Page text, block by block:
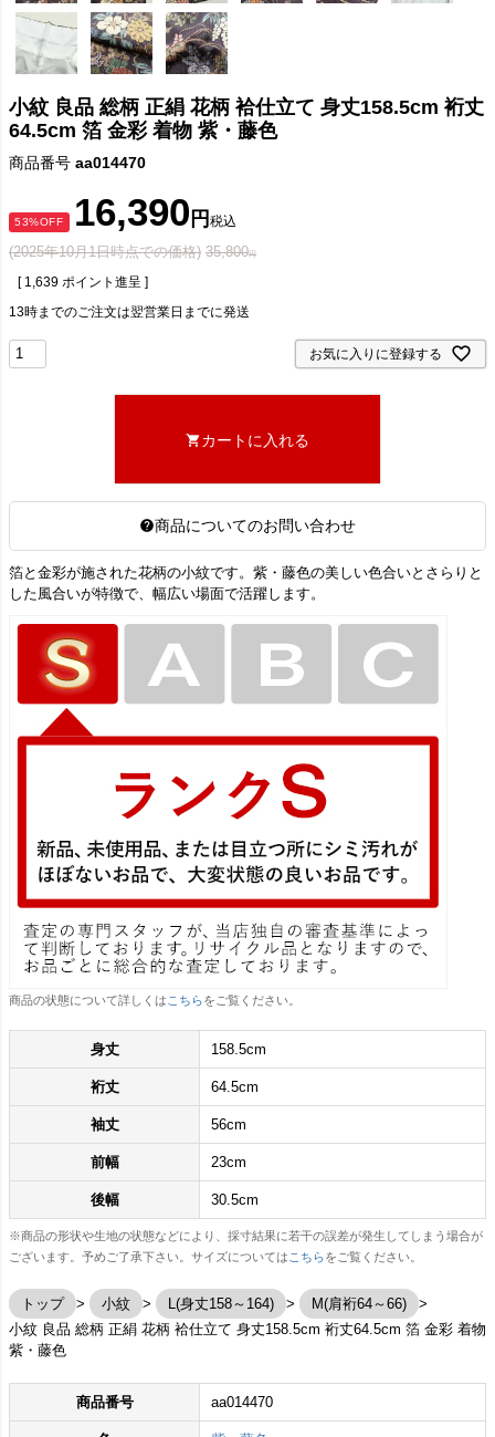
小紋 良品 総柄 正絹 花柄 袷仕立て 身丈158.5cm 裄丈
64.5cm 箔 金彩 着物 紫・藤色
商品番号 aa014470
(2025年10月1日時点での価格) 35,800
53%OFF 16,390 税込
[ 1,639 ポイント進呈 ]
13時までのご注文は翌営業日までに発送
お気に入りに登録する
カートに入れる
商品についてのお問い合わせ
箔と金彩が施された花柄の小紋です。紫・藤色の美しい色合いとさらりと
した風合いが特徴で、幅広い場面で活躍します。
商品の状態について詳しくは こちらをご覧ください。
身丈 158.5cm
裄丈 64.5cm
袖丈 56cm
前幅 23cm
後幅 30.5cm
※商品の形状や生地の状態などにより、採寸結果に若干の誤差が発生してしまう場合が
ございます。予めご了承下さい。サイズについては こちらをご覧ください。
トップ 小紋 L(身丈158～164)
M(肩裄64～66)
小紋 良品 総柄 正絹 花柄 袷仕立て 身丈158.5cm 裄丈64.5cm 箔 金彩 着物
紫・藤色
商品番号 aa014470